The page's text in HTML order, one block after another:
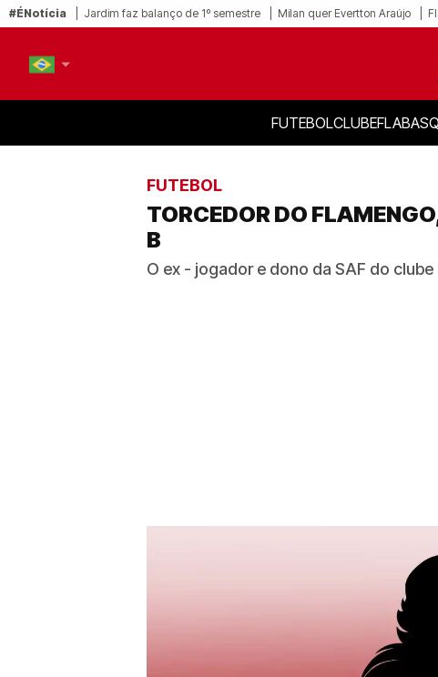
#ÉNotícia Jardim faz balanço de 1º semestre Milan quer Evertton Araújo
FUTEBOLCLUBE
FUTEBOL
TORCEDOR DO
B
O ex - jogador e dono da SAF do